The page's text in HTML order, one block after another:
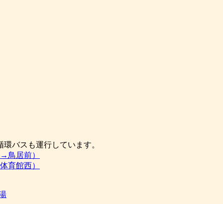
バスも運行しています。
鳥居前）
育館西）